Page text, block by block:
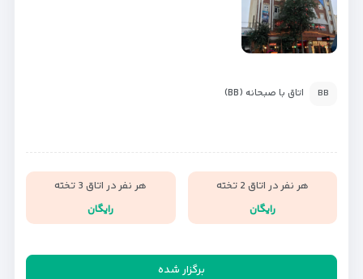
BB اتاق با صبحانه (BB)
هر نفر در اتاق 2 تخته
رایگان
هر نفر در اتاق 3 تخته
رایگان
برگزار شده